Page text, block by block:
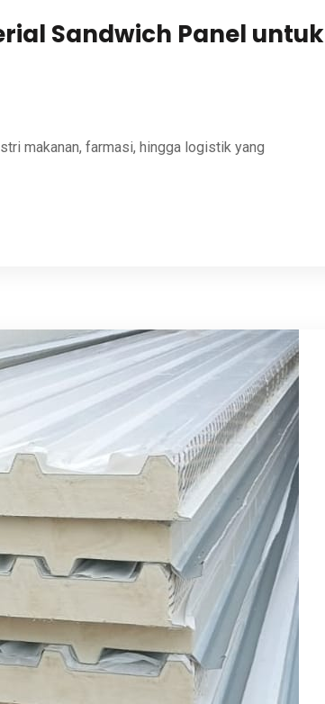
Sandwich Panel untuk
makanan, farmasi, hingga logistik yang